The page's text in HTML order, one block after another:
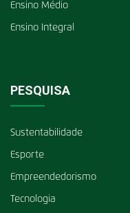
Ensino Médio
Ensino Integral
PESQUISA
Sustentabilidade
Esporte
Empreendedorismo
Tecnologia